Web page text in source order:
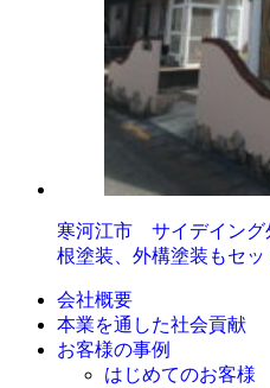
寒河江市 サイデイン
根塗装、外構塗装もセッ
会社概要
本業を通した社会貢献
お客様の事例
はじめてのお客様